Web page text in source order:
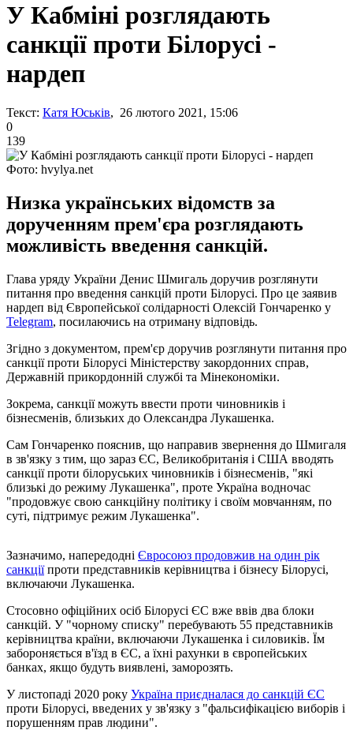
У Кабміні розглядають
санкції проти Білорусі -
нардеп
Текст: Катя Юськів, 26 лютого 2021, 15:06
0
139
Фото: hvylya.net
Низка українських відомств за
дорученням прем'єра розглядають
можливість введення санкцій.
Глава уряду України Денис Шмигаль доручив розглянути
питання про введення санкцій проти Білорусі. Про це заявив
нардеп від Європейської солідарності Олексій Гончаренко у
Telegram, посилаючись на отриману відповідь.
Згідно з документом, прем'єр доручив розглянути питання про
санкції проти Білорусі Міністерству закордонних справ,
Державній прикордонній службі та Мінекономіки.
Зокрема, санкції можуть ввести проти чиновників і
бізнесменів, близьких до Олександра Лукашенка.
Сам Гончаренко пояснив, що направив звернення до Шмигаля
в зв'язку з тим, що зараз ЄС, Великобританія і США вводять
санкції проти білоруських чиновників і бізнесменів, "які
близькі до режиму Лукашенка", проте Україна водночас
"продовжує свою санкційну політику і своїм мовчанням, по
суті, підтримує режим Лукашенка".
Зазначимо, напередодні Євросоюз продовжив на один рік
санкціїпроти представників керівництва і бізнесу Білорусі,
включаючи Лукашенка.
Стосовно офіційних осіб Білорусі ЄС вже ввів два блоки
санкцій. У "чорному списку" перебувають 55 представників
керівництва країни, включаючи Лукашенка і силовиків. Їм
забороняється в'їзд в ЄС, а їхні рахунки в європейських
банках, якщо будуть виявлені, заморозять.
У листопаді 2020 року Україна приєдналася до санкцій ЄС
проти Білорусі, введених у зв'язку з "фальсифікацією виборів і
порушенням прав людини".